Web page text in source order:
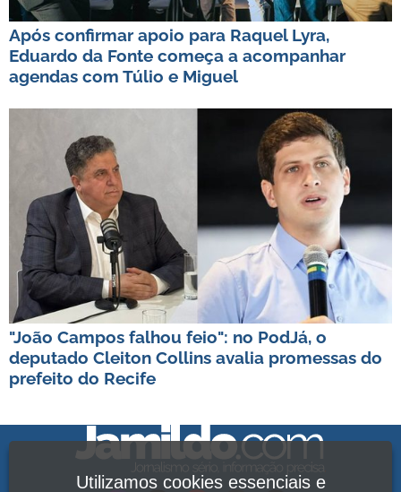
Após confirmar apoio para Raquel Lyra,
Eduardo da Fonte começa a acompanhar
agendas com Túlio e Miguel
"João Campos falhou feio": no PodJá, o
deputado Cleiton Collins avalia promessas do
prefeito do Recife
Utilizamos cookies essenciais e